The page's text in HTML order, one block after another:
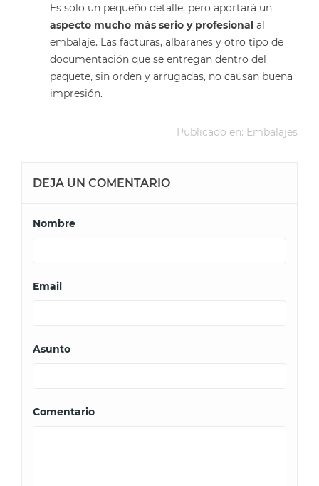
Es solo un pequeño detalle, pero aportará un
aspecto mucho más serio y profesional al
embalaje. Las facturas, albaranes y otro tipo de
documentación que se entregan dentro del
paquete, sin orden y arrugadas, no causan buena
impresión.
Publicado en: Embalajes
DEJA UN COMENTARIO
Nombre
Email
Asunto
Comentario